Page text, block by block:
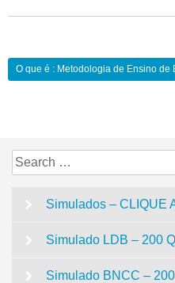
Navegação
O que é : Metodologia de Ensino de
Search
for:
Simulados – CLIQUE
Simulado LDB – 200
Simulado BNCC –